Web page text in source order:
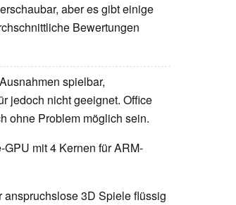
aber es gibt einige
Bewertungen
spielbar,
jedoch nicht geeignet. Office
ohne Problem möglich sein.
mit 4 Kernen für ARM-
3D Spiele flüssig